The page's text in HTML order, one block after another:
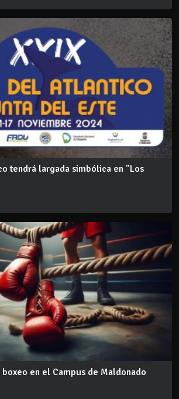
tendrá largada simbólica en "Los
en el Campus de Maldonado